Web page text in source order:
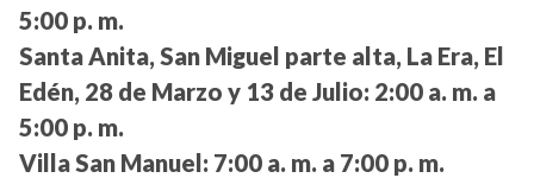
5:00 p. m.
Santa Anita, San Miguel parte alta, La Era, El
Edén, 28 de Marzo y 13 de Julio: 2:00 a. m. a
5:00 p. m.
Villa San Manuel: 7:00 a. m. a 7:00 p. m.